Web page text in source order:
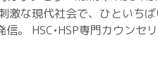
激な現代社会で、ひといち
。 HSC•HSP専門カウンセ